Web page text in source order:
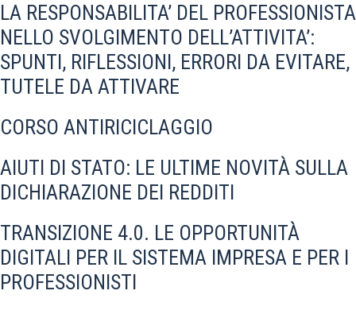
LA RESPONSABILITA’ DEL PROFESSIONISTA
NELLO SVOLGIMENTO DELL’ATTIVITA’:
SPUNTI, RIFLESSIONI, ERRORI DA EVITARE,
TUTELE DA ATTIVARE
CORSO ANTIRICICLAGGIO
AIUTI DI STATO: LE ULTIME NOVITÀ SULLA
DICHIARAZIONE DEI REDDITI
TRANSIZIONE 4.0. LE OPPORTUNITÀ
DIGITALI PER IL SISTEMA IMPRESA E PER I
PROFESSIONISTI